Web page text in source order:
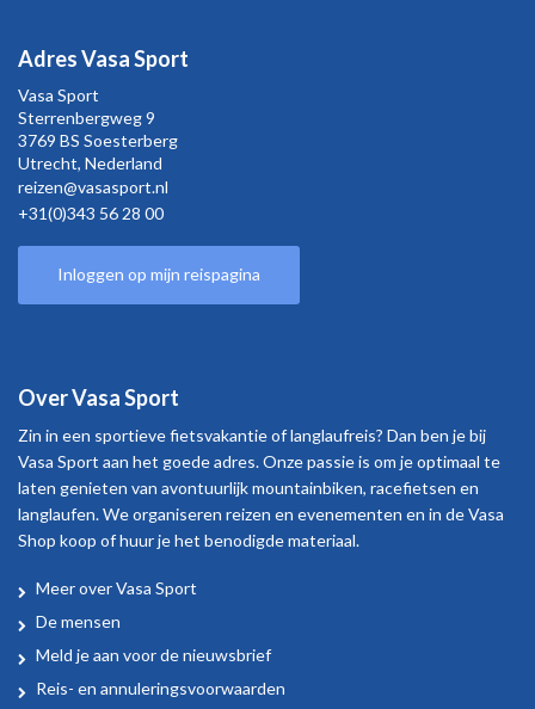
Adres Vasa Sport
Vasa Sport
Sterrenbergweg9
3769 BS Soesterberg
Utrecht, Nederland
reizen@vasasport.nl
+31(0)343 56 28 00
Inloggen op mijn reispagina
Over Vasa Sport
Zin in een sportieve fietsvakantie of langlaufreis? Dan ben je bij
Vasa Sport aan het goede adres. Onze passie is om je optimaal te
laten genieten van avontuurlijk mountainbiken, racefietsen en
langlaufen. We organiseren reizen en evenementen en in de Vasa
Shop koop of huur je het benodigde materiaal.
Over
Vasa
Sport
Meer over Vasa Sport
De mensen
Meld je aan voor de nieuwsbrief
Reis- en annuleringsvoorwaarden